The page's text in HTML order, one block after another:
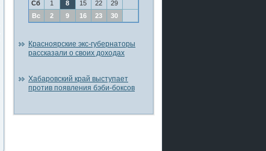
Сб
1 8 15 22
29
Вс
2 9 16 23 30
Красноярские экс-губернаторы
рассказали о своих доходах
Хабаровский край выступает
против появления бэби-боксов